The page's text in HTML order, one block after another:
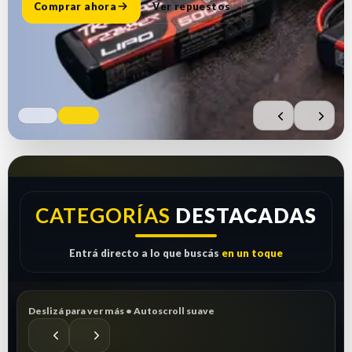
Comprar ahora Ver repuestos
CATEGORÍAS DESTACADAS
Entrá directo a lo que buscás en un toque
Deslizá para ver más • Autoscroll suave